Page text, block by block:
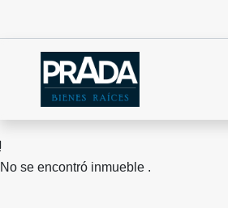
No se encontró inmueble .